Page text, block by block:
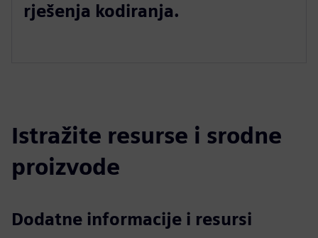
rješenja kodiranja.
Istražite resurse i srodne
proizvode
Dodatne informacije i resursi